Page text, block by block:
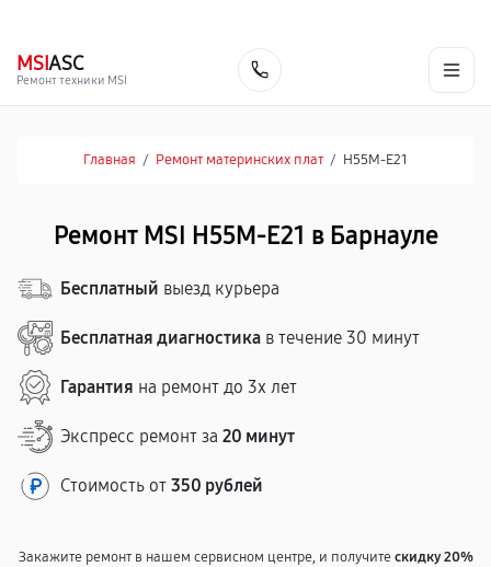
MSIASC
Ремонт техники MSI
Главная / Ремонт материнских плат / H55M-E21
Ремонт MSI H55M-E21 в Барнауле
Бесплатный выезд курьера
Бесплатная диагностика в течение 30 минут
Гарантия на ремонт до 3х лет
Экспресс ремонт за 20 минут
Стоимость от 350 рублей
Закажите ремонт в нашем сервисном центре, и получитескидку 20%